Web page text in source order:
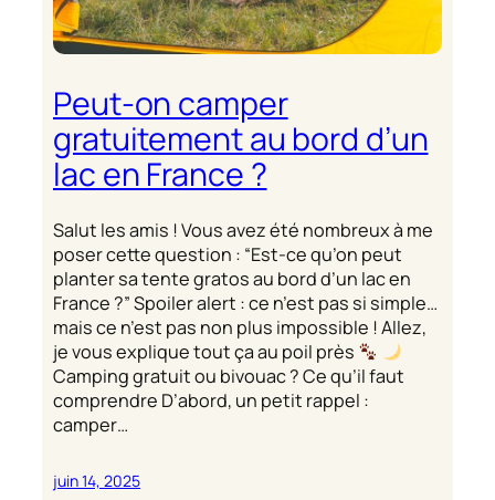
Peut-on camper
gratuitement au bord d’un
lac en France ?
Salut les amis ! Vous avez été nombreux à me
poser cette question : “Est-ce qu’on peut
planter sa tente gratos au bord d’un lac en
France ?” Spoiler alert : ce n’est pas si simple…
mais ce n’est pas non plus impossible ! Allez,
je vous explique tout ça au poil près
Camping gratuit ou bivouac ? Ce qu’il faut
comprendre D’abord, un petit rappel :
camper…
juin 14, 2025